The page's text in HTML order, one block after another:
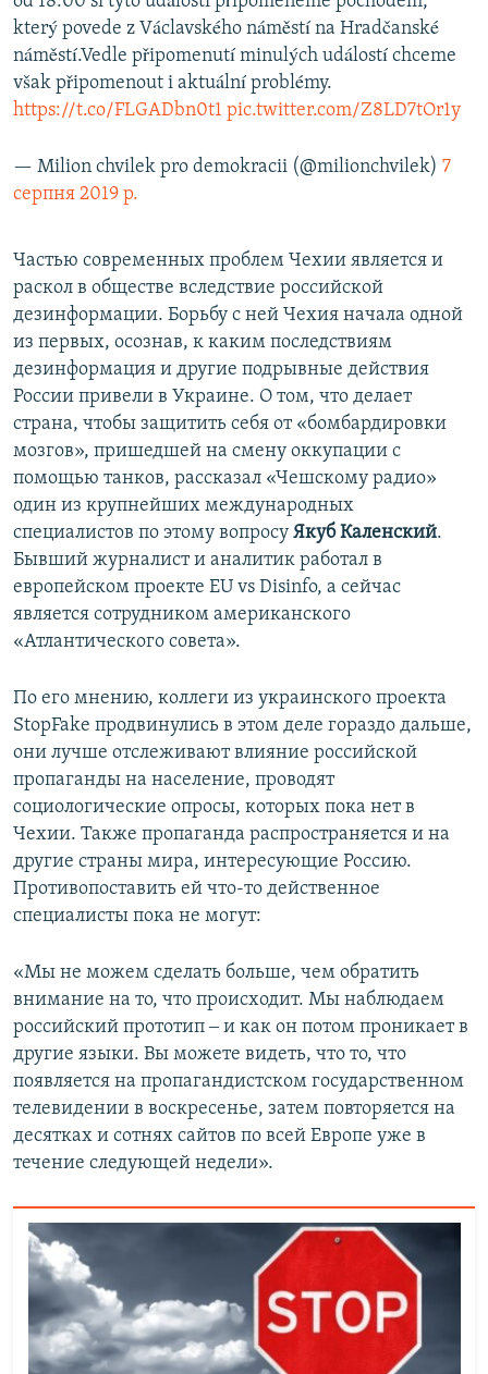
který povede z Václavského náměstí na Hradčanské
náměstí.Vedle připomenutí minulých událostí chceme
však připomenout i aktuální problémy.
https://t.co/FLGADbn0t1 pic.twitter.com/Z8LD7tOr1y
— Milion chvilek pro demokracii (@milionchvilek) 7
серпня 2019 р.
Частью современных проблем Чехии является и
раскол в обществе вследствие российской
дезинформации. Борьбу с ней Чехия начала одной
из первых, осознав, к каким последствиям
дезинформация и другие подрывные действия
России привели в Украине. О том, что делает
страна, чтобы защитить себя от «бомбардировки
мозгов», пришедшей на смену оккупации с
помощью танков, рассказал «Чешскому радио»
один из крупнейших международных
специалистов по этому вопросу Якуб Каленский.
Бывший журналист и аналитик работал в
европейском проекте EU vs Disinfo, а сейчас
является сотрудником американского
«Атлантического совета».
По его мнению, коллеги из украинского проекта
StopFake продвинулись в этом деле гораздо дальше,
они лучше отслеживают влияние российской
пропаганды на население, проводят
социологические опросы, которых пока нет в
Чехии. Также пропаганда распространяется и на
другие страны мира, интересующие Россию.
Противопоставить ей что-то действенное
специалисты пока не могут:
«Мы не можем сделать больше, чем обратить
внимание на то, что происходит. Мы наблюдаем
российский прототип ‒ и как он потом проникает в
другие языки. Вы можете видеть, что то, что
появляется на пропагандистском государственном
телевидении в воскресенье, затем повторяется на
десятках и сотнях сайтов по всей Европе уже в
течение следующей недели».